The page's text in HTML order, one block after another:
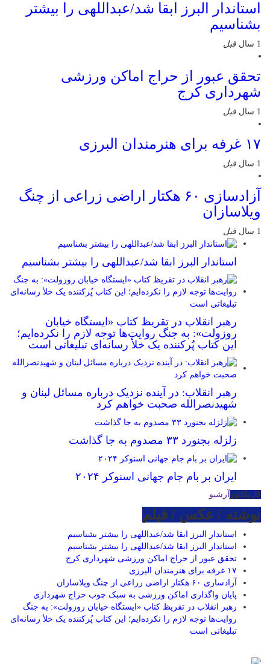
استاندار البرز ابقا شد/عبداللهی را بیشتر
بشناسیم
1 سال قبل
تحقق عبور از حراج اماکن ورزشی
شهرداری کرج
1 سال قبل
۱۷ غرفه برای هنرمندان البرزی
1 سال قبل
آزادسازی ۶۰ هکتار اراضی زراعی از چنگ
ویلاسازان
1 سال قبل
استاندار البرز ابقا شد/عبداللهی را بیشتر بشناسیم
رهبر انقلاب در تقریظ کتاب «ایستگاه خیابان
روزولت»: به جنگ روایت‌ها توجه لازم را نکرده‌ایم؛
این کتاب پُرکننده‌ یک خلأ رسانه‌ای تبلیغاتی است
رهبر انقلاب: در آینده نزدیک درباره مسائل لبنان و
شهیدنصرالله صحبت خواهم کرد
زلزله بجنورد ۳۳ مصدوم به جا گذاشت
ایران بر بام جام جهانی اسنوکر ۲۰۲۴
کاریکاتور آرشیو
نوشته / عکس / فیلم
استاندار البرز ابقا شد/عبداللهی را بیشتر بشناسیم
استاندار البرز ابقا شد/عبداللهی را بیشتر بشناسیم
تحقق عبور از حراج اماکن ورزشی شهرداری کرج
۱۷ غرفه برای هنرمندان البرزی
آزادسازی ۶۰ هکتار اراضی زراعی از چنگ ویلاسازان
پایان واگذاری اماکن ورزشی به سبک چوب حراج شهرداری
رهبر انقلاب در تقریظ کتاب «ایستگاه خیابان روزولت»: به جنگ
روایت‌ها توجه لازم را نکرده‌ایم؛ این کتاب پُرکننده‌ یک خلأ رسانه‌ای
تبلیغاتی است